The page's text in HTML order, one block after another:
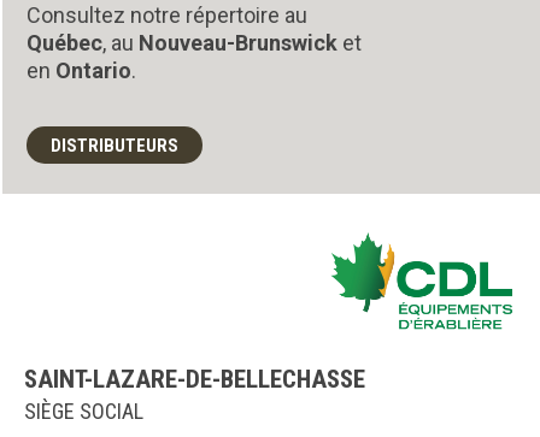
Consultez notre répertoire au
Québec, au Nouveau-Brunswick et
en Ontario.
DISTRIBUTEURS
SAINT-LAZARE-DE-BELLECHASSE
SIÈGE SOCIAL